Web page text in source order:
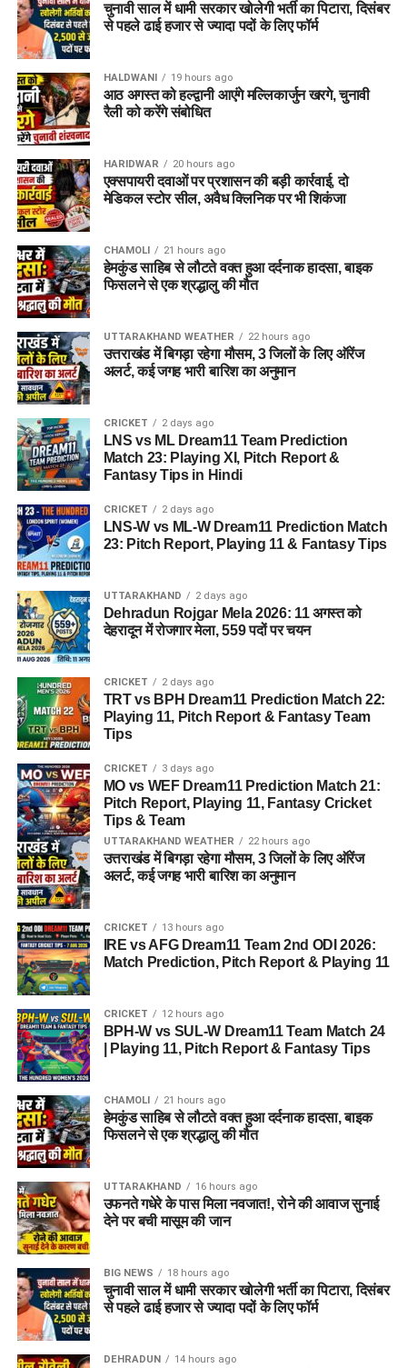
मूल शैक्षिक प्रमाण पत्रएवं उनकी छायाप्रतियां
(Photocopies)
सेवायोजन कार्यालय का पंजीयन कार्ड
पासपोर्ट साइज फोटो
वैध पहचान पत्र
विभाग ने जिले के सभी योग्य एवं इच्छुक युवाओं से अपील की है कि वे समय
पर अपना पंजीकरण कराकर इस रोजगार अवसर का लाभ उठाएं।
चुनावी साल में धामी सरकार खोलेगी भर्ती का पिटारा, दिसंबर
से पहले ढाई हजार से ज्यादा पदों के लिए फॉर्म
HALDWANI 19 hours ago
आठ अगस्त को हल्द्वानी आएंगे मल्लिकार्जुन खरगे, चुनावी
रैली को करेंगे संबोधित
HARIDWAR 20 hours ago
एक्सपायरी दवाओं पर प्रशासन की बड़ी कार्रवाई, दो
मेडिकल स्टोर सील, अवैध क्लिनिक पर भी शिकंजा
CHAMOLI 21 hours ago
हेमकुंड साहिब से लौटते वक्त हुआ दर्दनाक हादसा, बाइक
फिसलने से एक श्रद्धालु की मौत
UTTARAKHAND WEATHER 22 hours ago
उत्तराखंड में बिगड़ा रहेगा मौसम, 3 जिलों के लिए ऑरेंज
अलर्ट, कई जगह भारी बारिश का अनुमान
CRICKET 2 days ago
LNS vs ML Dream11 Team Prediction
Match 23: Playing XI, Pitch Report &
Fantasy Tips in Hindi
CRICKET 2 days ago
LNS-W vs ML-W Dream11 Prediction Match
23: Pitch Report, Playing 11 & Fantasy Tips
UTTARAKHAND 2 days ago
Dehradun Rojgar Mela 2026: 11 अगस्त को
देहरादून में रोजगार मेला, 559 पदों पर चयन
CRICKET 2 days ago
TRT vs BPH Dream11 Prediction Match 22:
Playing 11, Pitch Report & Fantasy Team
Tips
CRICKET 3 days ago
MO vs WEF Dream11 Prediction Match 21:
Pitch Report, Playing 11, Fantasy Cricket
Tips & Team
UTTARAKHAND WEATHER 22 hours ago
उत्तराखंड में बिगड़ा रहेगा मौसम, 3 जिलों के लिए ऑरेंज
अलर्ट, कई जगह भारी बारिश का अनुमान
CRICKET 13 hours ago
IRE vs AFG Dream11 Team 2nd ODI 2026:
Match Prediction, Pitch Report & Playing 11
CRICKET 12 hours ago
BPH-W vs SUL-W Dream11 Team Match 24
| Playing 11, Pitch Report & Fantasy Tips
CHAMOLI 21 hours ago
हेमकुंड साहिब से लौटते वक्त हुआ दर्दनाक हादसा, बाइक
फिसलने से एक श्रद्धालु की मौत
UTTARAKHAND 16 hours ago
उफनते गधेरे के पास मिला नवजात!, रोने की आवाज सुनाई
देने पर बची मासूम की जान
BIG NEWS 18 hours ago
चुनावी साल में धामी सरकार खोलेगी भर्ती का पिटारा, दिसंबर
से पहले ढाई हजार से ज्यादा पदों के लिए फॉर्म
DEHRADUN 14 hours ago